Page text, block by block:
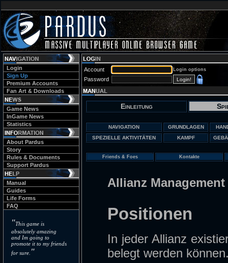
Login
Sign Up
Premium Accounts
Fan Art & Downloads
Game News
InGame News
Statistics
About Pardus
Story
Rules & Documents
Support Pardus
Manual
Guides
Life Forms
FAQ
"This game is
absolutely amazing
and Im going to
promote it to my friends
for sure. "
Account Login options
Password
Einleitung
NAVIGATION GRUNDLAGEN
SPEZIELLE AKTIVITÄTEN
KAMPF
Friends & Foes Kontakte
Allianz Management
Positionen
In jeder Allianz
belegt werden